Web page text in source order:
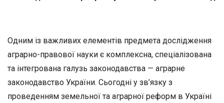
Одним із важливих елементів предмета дослідження
аграрно-правової науки є комплексна, спеціалізована
та інтегрована галузь законодавства — аграрне
законодавство України. Сьогодні у зв’яз­ку з
проведенням земельної та аграрної реформ в Україні